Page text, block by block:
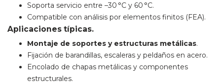
Soporta servicio entre –30 °C y 60 °C.
Compatible con análisis por elementos finitos (FEA).
Aplicaciones típicas.
Montaje de soportes y estructuras metálicas.
Fijación de barandillas, escaleras y peldaños en acero.
Encolado de chapas metálicas y componentes
estructurales.